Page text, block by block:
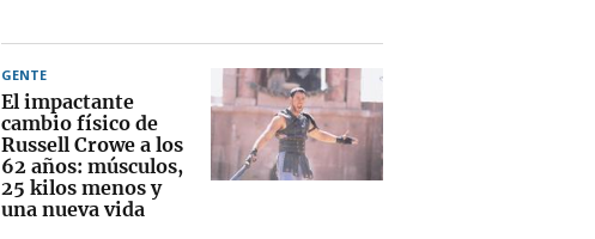
GENTE
El impactante
cambio físico de
Russell Crowe a los
62 años: músculos,
25 kilos menos y
una nueva vida